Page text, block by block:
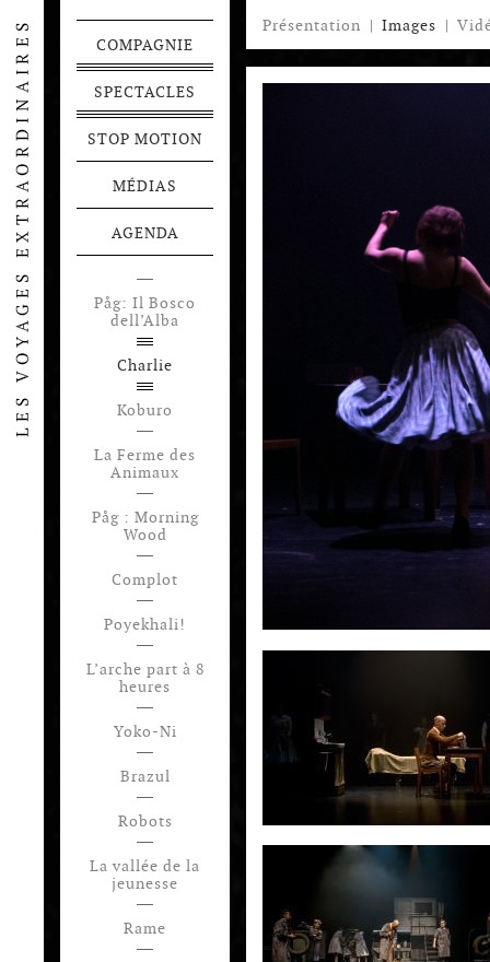
Présentation | Images |
COMPAGNIE
SPECTACLES
STOP MOTION
MÉDIAS
AGENDA
Påg: Il Bosco
dell’Alba
Charlie
Koburo
La Ferme des
Animaux
Påg : Morning
Wood
Complot
Poyekhali!
L’arche part à 8
heures
Yoko-Ni
Brazul
Robots
La vallée de la
jeunesse
Rame